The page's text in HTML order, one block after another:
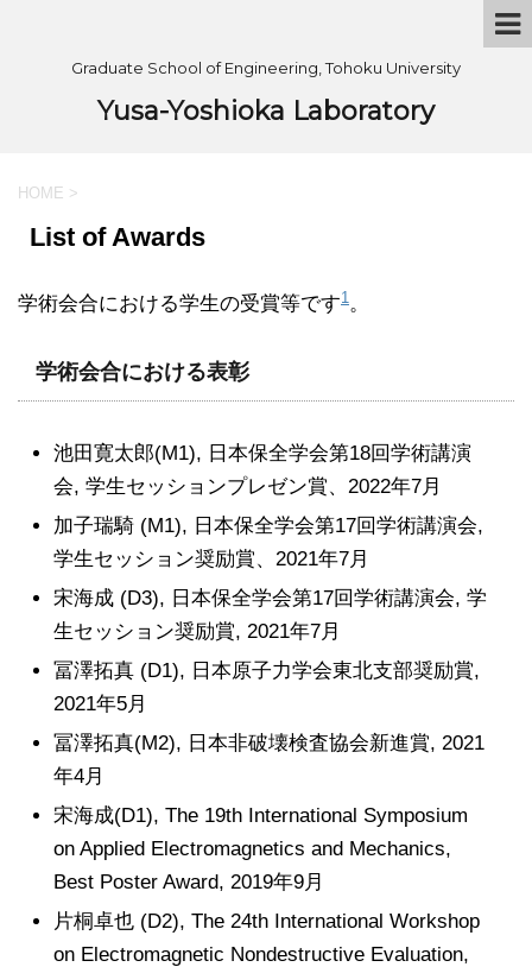
Graduate School of Engineering, Tohoku University
Yusa-Yoshioka Laboratory
HOME >
List of Awards
学術会合における学生の受賞等です1 。
学術会合における表彰
池田寛太郎(M1), 日本保全学会第18回学術講演
会, 学生セッションプレゼン賞、2022年7月
加子瑞騎 (M1), 日本保全学会第17回学術講演会,
学生セッション奨励賞、2021年7月
宋海成 (D3), 日本保全学会第17回学術講演会, 学
生セッション奨励賞, 2021年7月
冨澤拓真 (D1), 日本原子力学会東北支部奨励賞,
2021年5月
冨澤拓真(M2), 日本非破壊検査協会新進賞, 2021
年4月
宋海成(D1), The 19th International Symposium
on Applied Electromagnetics and Mechanics,
Best Poster Award, 2019年9月
片桐卓也 (D2), The 24th International Workshop
on Electromagnetic Nondestructive Evaluation,